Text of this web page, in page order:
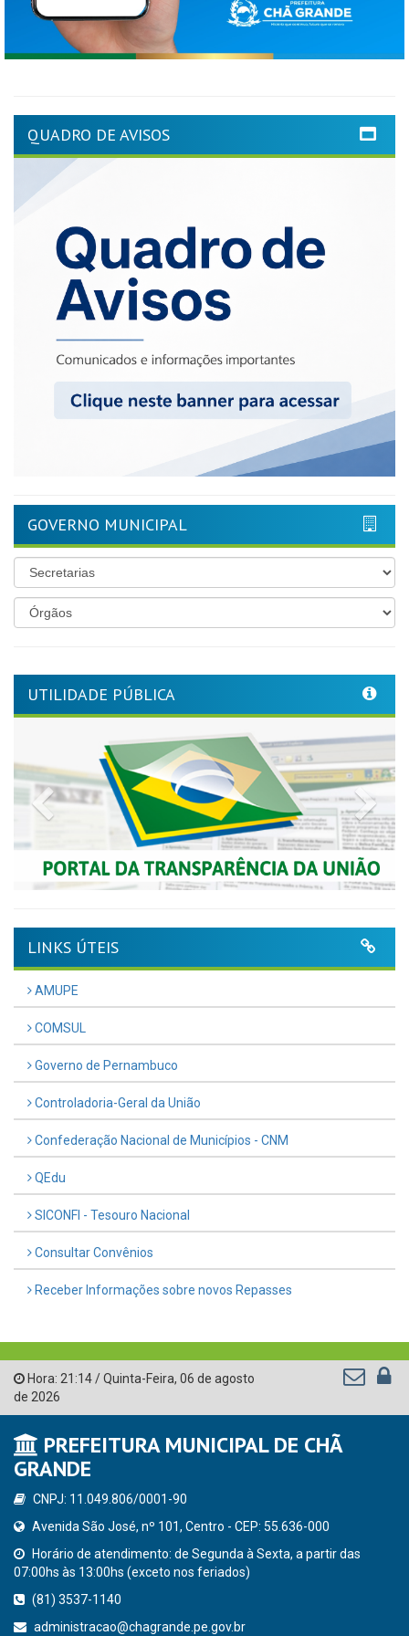
QUADRO DE AVISOS
GOVERNO MUNICIPAL
UTILIDADE PÚBLICA
Previous
LINKS ÚTEIS
AMUPE
COMSUL
Governo de Pernambuco
Controladoria-Geral da União
Confederação Nacional de Municípios - CNM
QEdu
SICONFI - Tesouro Nacional
Consultar Convênios
Receber Informações sobre novos Repasses
Hora: 21:14/Quinta-Feira, 06 de agosto
de 2026
PREFEITURA MUNICIPAL DE CHÃ
GRANDE
CNPJ: 11.049.806/0001-90
Avenida São José, nº 101, Centro - CEP: 55.636-000
Horário de atendimento: de Segunda à Sexta, a partir das
07:00hs às 13:00hs (exceto nos feriados)
(81) 3537-1140
administracao@chagrande.pe.gov.br